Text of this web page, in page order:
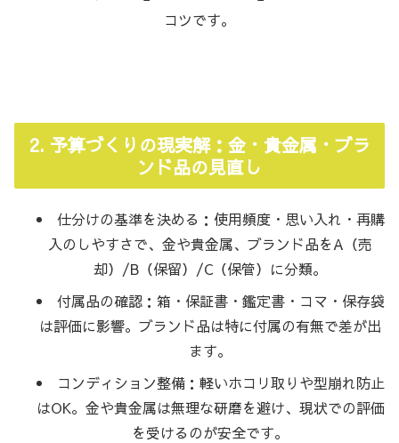
コツです。
2. 予算づくりの現実解：金・貴金属・ブラ
ンド品の見直し
仕分けの基準を決める：使用頻度・思い入れ・再購
入のしやすさで、金や貴金属、ブランド品をA（売
却）/B（保留）/C（保管）に分類。
付属品の確認：箱・保証書・鑑定書・コマ・保存袋
は評価に影響。ブランド品は特に付属の有無で差が出
ます。
コンディション整備：軽いホコリ取りや型崩れ防止
はOK。金や貴金属は無理な研磨を避け、現状での評価
を受けるのが安全です。